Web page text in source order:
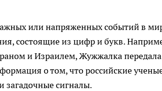
или напряженных событий в
состоящие из цифр и букв.
и Израилем, Жужжалка
о том, что российские
загадочные сигналы.